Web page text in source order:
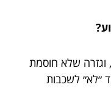
וגזרה שלא חוסמת
״לא״ לשכבות